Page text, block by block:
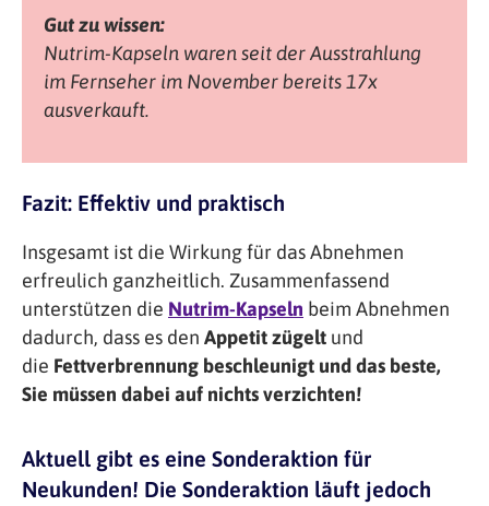
Gut zu wissen:
Nutrim-Kapseln waren seit der Ausstrahlung
im Fernseher im November bereits 17x
ausverkauft.
Fazit: Effektiv und praktisch
Insgesamt ist die Wirkung für das Abnehmen
erfreulich ganzheitlich. Zusammenfassend
unterstützen die Nutrim-Kapseln beim Abnehmen
dadurch, dass es den Appetit zügelt und
die Fettverbrennung beschleunigt und das beste,
Sie müssen dabei auf nichts verzichten!
Aktuell gibt es eine Sonderaktion für
Neukunden! Die Sonderaktion läuft jedoch